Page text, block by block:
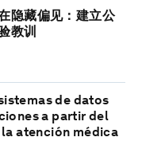
隐藏偏见：建立公
教训
de datos
a partir del
atención médica